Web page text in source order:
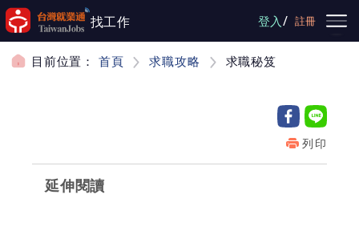
跳到主要內容
找工作 登入/ 註冊
目前位置： 首頁 求職攻略 求職秘笈
列印
延伸閱讀